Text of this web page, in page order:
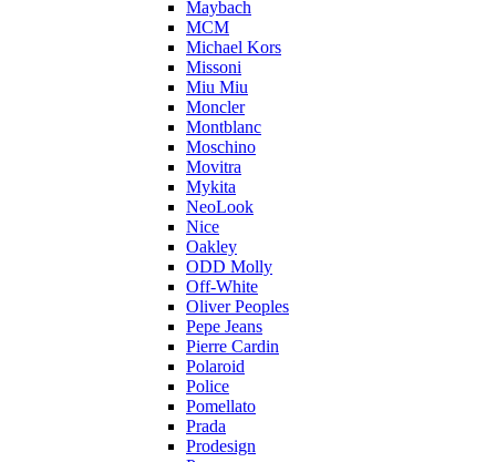
Maybach
MCM
Michael Kors
Missoni
Miu Miu
Moncler
Montblanc
Moschino
Movitra
Mykita
NeoLook
Nice
Oakley
ODD Molly
Off-White
Oliver Peoples
Pepe Jeans
Pierre Cardin
Polaroid
Police
Pomellato
Prada
Prodesign